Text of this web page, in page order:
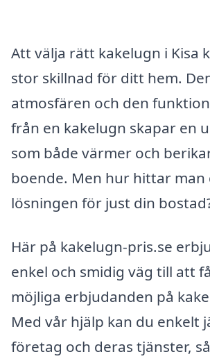
Att välja rätt kakelugn i Kisa
stor skillnad för ditt hem.
atmosfären och den
från en kakelugn skapar en
som både värmer och
boende. Men hur hittar man
lösningen för just din
Här på kakelugn-pris.se
enkel och smidig väg till att
möjliga erbjudanden på
Med vår hjälp kan du enkelt
företag och deras tjänster,